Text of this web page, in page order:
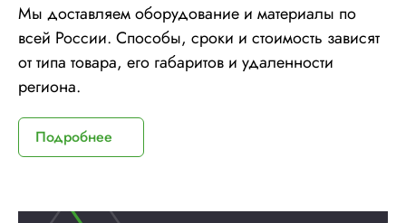
Мы доставляем оборудование и материалы по
всей России. Способы, сроки и стоимость зависят
от типа товара, его габаритов и удаленности
региона.
Подробнее